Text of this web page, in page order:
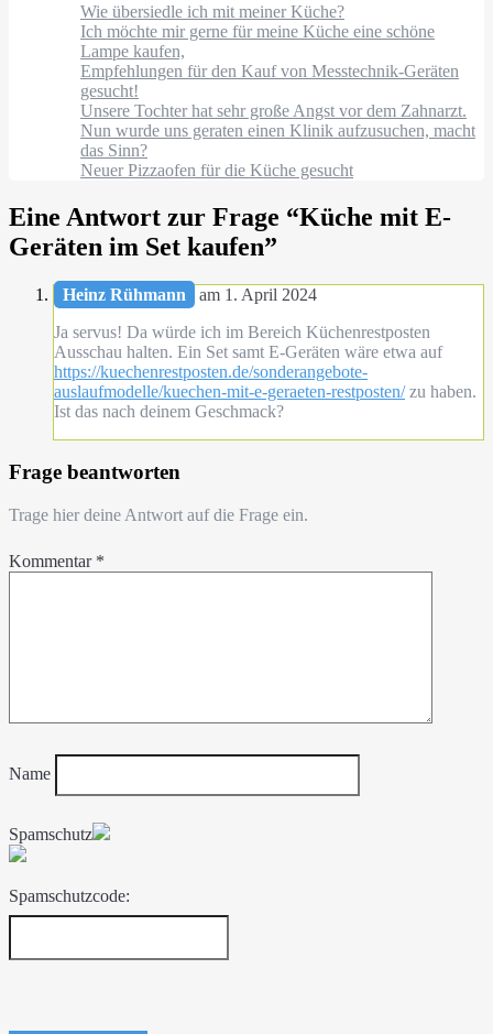
Wie übersiedle ich mit meiner Küche?
Ich möchte mir gerne für meine Küche eine schöne
Lampe kaufen,
Empfehlungen für den Kauf von Messtechnik-Geräten
gesucht!
Unsere Tochter hat sehr große Angst vor dem Zahnarzt.
Nun wurde uns geraten einen Klinik aufzusuchen, macht
das Sinn?
Neuer Pizzaofen für die Küche gesucht
Eine Antwort zur Frage “Küche mit E-
Geräten im Set kaufen”
Heinz Rühmann
am 1. April 2024
Ja servus! Da würde ich im Bereich Küchenrestposten
Ausschau halten. Ein Set samt E-Geräten wäre etwa auf
https://kuechenrestposten.de/sonderangebote-
auslaufmodelle/kuechen-mit-e-geraeten-restposten/zu haben.
Ist das nach deinem Geschmack?
Frage beantworten
Trage hier deine Antwort auf die Frage ein.
Kommentar *
Name
Spamschutz
Spamschutzcode: